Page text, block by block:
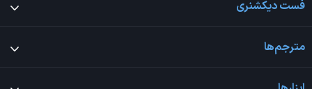
فست دیکشنری
مترجم‌ها